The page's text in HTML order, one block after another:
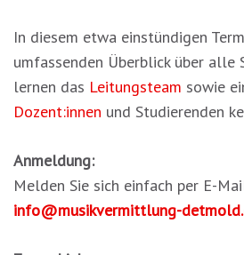
In diesem etwa einstündigen
umfassenden Überblick über alle
lernen das Leitungsteam sowie
Dozent:innen und Studierenden
Anmeldung:
Melden Sie sich einfach per E-
info@musikvermittlung-